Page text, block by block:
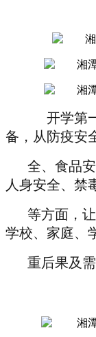
开学第
备，从防疫安
全、 食品
人身安全、禁
等方面，
学校、家庭、
重后果及